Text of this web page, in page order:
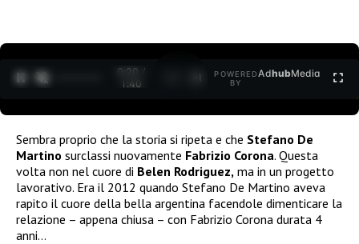
0:21 /
1:40
POWERED
BY
AdhubMedia
Sembra proprio che la storia si ripeta e che Stefano De
Martino surclassi nuovamente Fabrizio Corona. Questa
volta non nel cuore di Belen Rodriguez, ma in un progetto
lavorativo. Era il 2012 quando Stefano De Martino aveva
rapito il cuore della bella argentina facendole dimenticare la
relazione – appena chiusa – con Fabrizio Corona durata 4
anni…